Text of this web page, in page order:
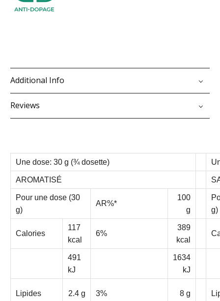
Additional Info
Reviews
Une dose: 30 g (¾ dosette)
AROMATISÉ
Pour une dose (30
g)
AR%*
100
g
g)
Calories
117
kcal
6%
389
kcal
491
kJ
1634
kJ
Lipides 2.4 g 3% 8 g